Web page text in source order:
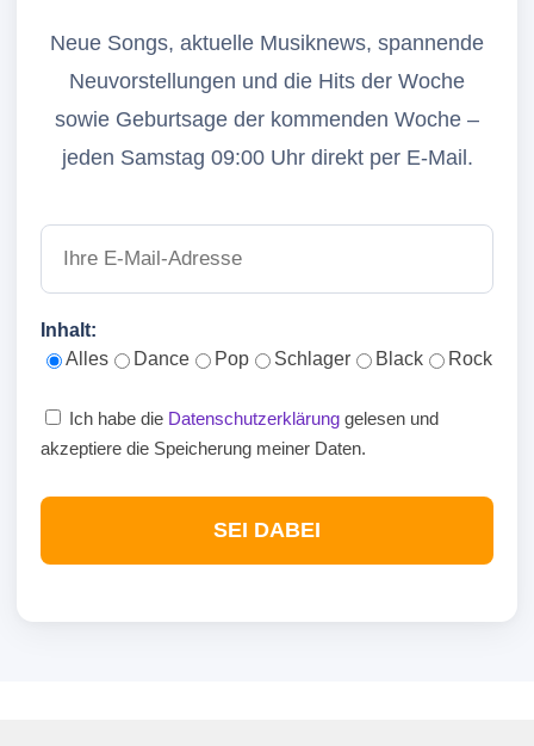
Neue Songs, aktuelle Musiknews, spannende
Neuvorstellungen und die Hits der Woche
sowie Geburtsage der kommenden Woche –
jeden Samstag 09:00 Uhr direkt per E-Mail.
Inhalt:
Alles
Dance Pop Schlager Black Rock
Ich habe die Datenschutzerklärung gelesen und
akzeptiere die Speicherung meiner Daten.
SEI DABEI